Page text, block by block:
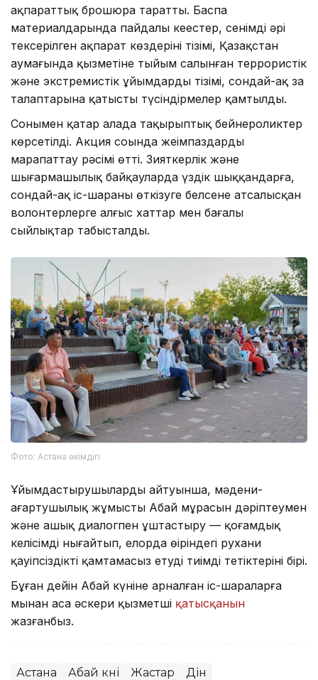
ақпараттық брошюра таратты. Баспа
материалдарында пайдалы кеңестер, сенімді әрі
тексерілген ақпарат көздерінің тізімі, Қазақстан
аумағында қызметіне тыйым салынған террористік
және экстремистік ұйымдардың тізімі, сондай-ақ заң
талаптарына қатысты түсіндірмелер қамтылды.
Сонымен қатар алаңда тақырыптық бейнероликтер
көрсетілді. Акция соңында жеңімпаздарды
марапаттау рәсімі өтті. Зияткерлік және
шығармашылық байқауларда үздік шыққандарға,
сондай-ақ іс-шараны өткізуге белсене атсалысқан
волонтерлерге алғыс хаттар мен бағалы
сыйлықтар табысталды.
Фото: Астана әкімдігі
Ұйымдастырушылардың айтуынша, мәдени-
ағартушылық жұмысты Абай мұрасын дәріптеумен
және ашық диалогпен ұштастыру — қоғамдық
келісімді нығайтып, елорда өңіріндегі рухани
қауіпсіздікті қамтамасыз етудің тиімді тетіктерінің бірі.
Бұған дейін Абай күніне арналған іс-шараларға
мыңнан аса әскери қызметші қатысқанын
жазғанбыз.
Астана Абай күні Жастар Дін